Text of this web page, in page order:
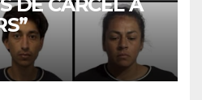
DE CÁRCEL A